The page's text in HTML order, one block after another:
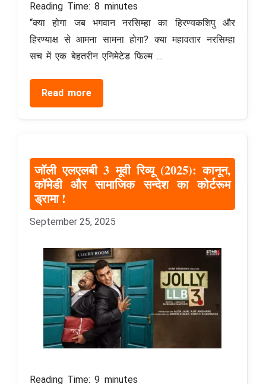
Reading Time:8 minutes
“क्या होगा जब भगवान नरसिम्हा का हिरण्यकशिपु और
हिरण्याक्ष से आमना सामना होगा? क्या महावतार नरसिम्हा
सच में एक बेहतरीन एनिमेटेड फिल्म …
Read more
जॉली एलएलबी 3 मूवी रिव्यू (2025): कानून,
कॉमेडी और सामाजिक सन्देश का कोर्टरूम
ड्रामा !
September 25, 2025
Reading Time:9 minutes